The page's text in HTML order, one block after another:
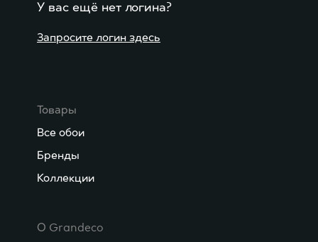
У вас ещё нет логина?
Запросите логин здесь
Товары
Все обои
Бренды
Коллекции
О Grandeco